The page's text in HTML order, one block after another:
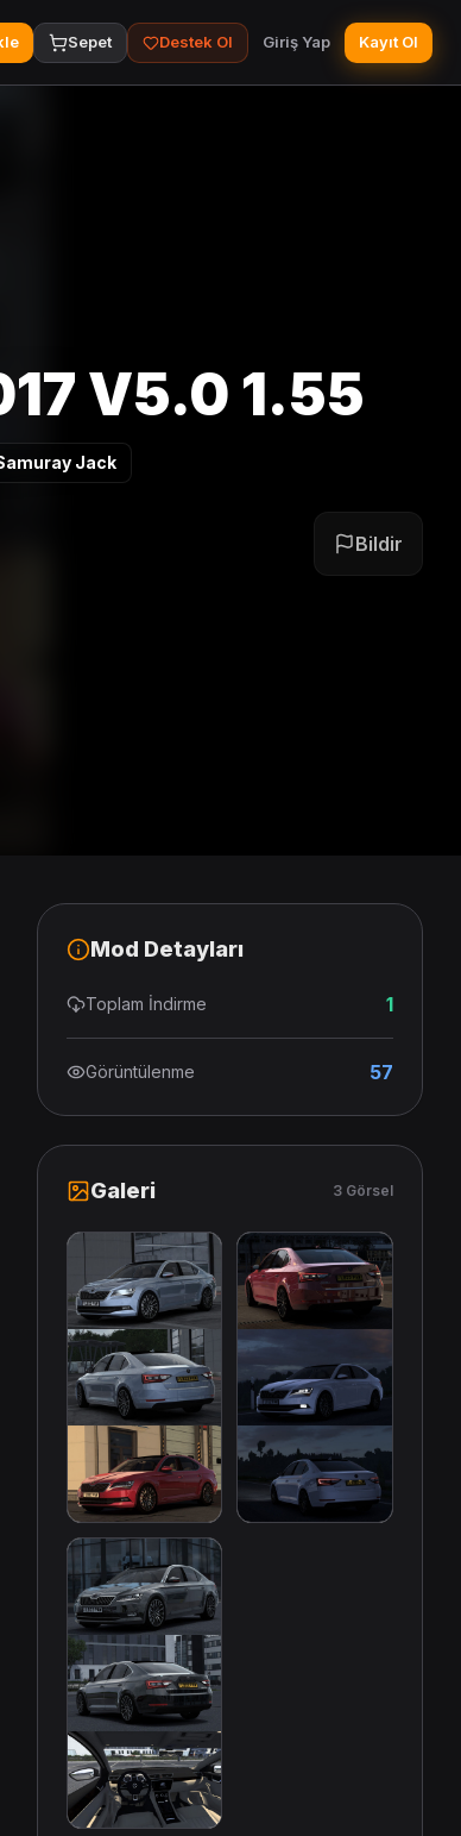
Sepet Destek Ol Giriş Yap Kayıt Ol
V5.0 1.55
Jack
Bildir
Mod Detayları
Toplam İndirme 1
Görüntülenme 57
Galeri 3 Görsel